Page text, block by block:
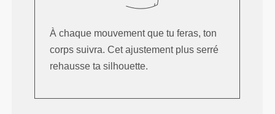
À chaque mouvement que tu feras, ton
corps suivra. Cet ajustement plus serré
rehausse ta silhouette.